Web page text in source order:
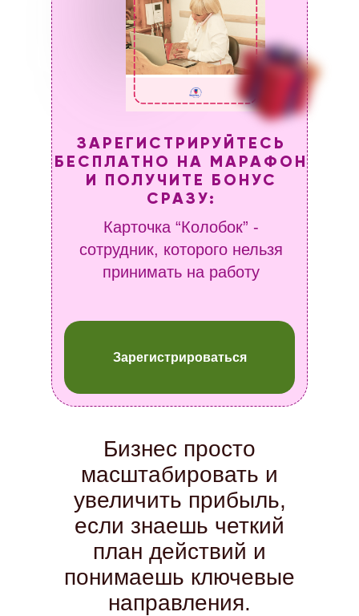
Зарегистрироваться
ЗАРЕГИСТРИРУЙТЕСЬ
БЕСПЛАТНО НА МАРАФОН
И ПОЛУЧИТЕ БОНУС
СРАЗУ:
Карточка “Колобок” -
сотрудник, которого нельзя
принимать на работу
Бизнес просто
масштабировать и
увеличить прибыль,
если знаешь четкий
план действий и
понимаешь ключевые
направления.